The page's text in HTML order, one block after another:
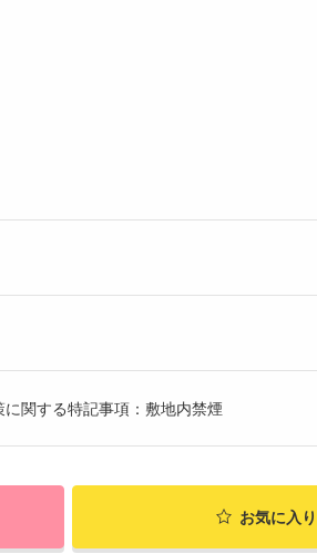
関する特記事項：敷地内禁煙
お気に入